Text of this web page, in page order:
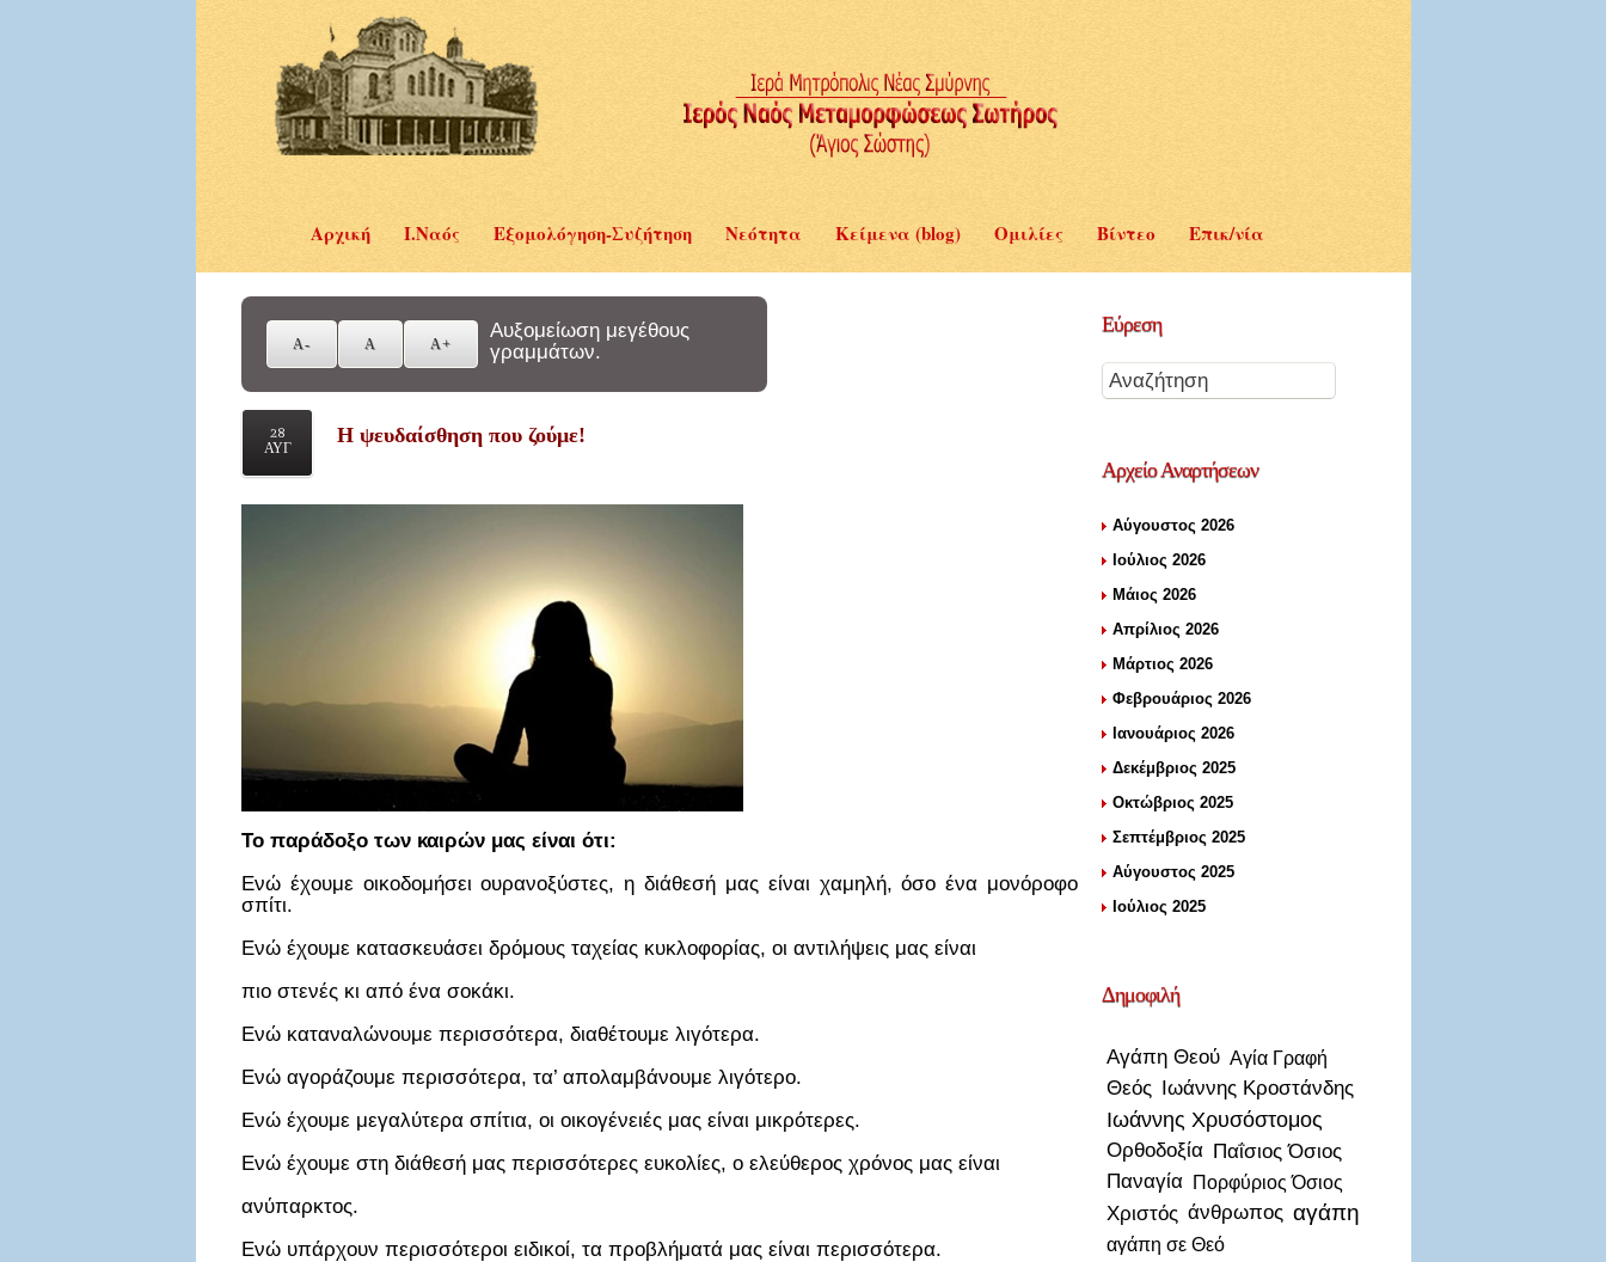
Αρχική Ι.Ναός Εξομολόγηση-Συζήτηση Νεότητα Κείμενα (blog) Ομιλίες Βίντεο Επικ/νία
Αυξομείωση μεγέθους
γραμμάτων.
28
ΑΥΓ
Η ψευδαίσθηση που ζούμε!
Το παράδοξο των καιρών μας είναι ότι:
Ενώ έχουμε οικοδομήσει ουρανοξύστες, η διάθεσή μας είναι χαμηλή, όσο ένα μονόροφο
σπίτι.
Ενώ έχουμε κατασκευάσει δρόμους ταχείας κυκλοφορίας, οι αντιλήψεις μας είναι
πιο στενές κι από ένα σοκάκι.
Ενώ καταναλώνουμε περισσότερα, διαθέτουμε λιγότερα.
Ενώ αγοράζουμε περισσότερα, τα’ απολαμβάνουμε λιγότερο.
Ενώ έχουμε μεγαλύτερα σπίτια, οι οικογένειές μας είναι μικρότερες.
Ενώ έχουμε στη διάθεσή μας περισσότερες ευκολίες, ο ελεύθερος χρόνος μας είναι
ανύπαρκτος.
Ενώ υπάρχουν περισσότεροι ειδικοί, τα προβλήματά μας είναι περισσότερα.
Εύρεση
ΑρχείοΑναρτήσεων
Αύγουστος 2026
Ιούλιος 2026
Μάιος 2026
Απρίλιος 2026
Μάρτιος 2026
Φεβρουάριος 2026
Ιανουάριος 2026
Δεκέμβριος 2025
Οκτώβριος 2025
Σεπτέμβριος 2025
Αύγουστος 2025
Ιούλιος 2025
Δημοφιλή
Αγάπη Θεού Αγία Γραφή
Θεός Ιωάννης Κροστάνδης
Ιωάννης Χρυσόστομος
Ορθοδοξία Παΐσιος Όσιος
Παναγία Πορφύριος Όσιος
Χριστός άνθρωπος αγάπη
αγάπη σε Θεό